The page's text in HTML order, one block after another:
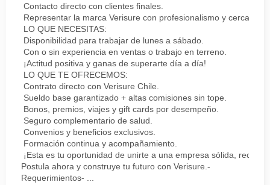
Contacto directo con clientes finales.
Representar la marca Verisure con profesionalismo y cercanía.
LO QUE NECESITAS:
Disponibilidad para trabajar de lunes a sábado.
Con o sin experiencia en ventas o trabajo en terreno.
¡Actitud positiva y ganas de superarte día a día!
LO QUE TE OFRECEMOS:
Contrato directo con Verisure Chile.
Sueldo base garantizado + altas comisiones sin tope.
Bonos, premios, viajes y gift cards por desempeño.
Seguro complementario de salud.
Convenios y beneficios exclusivos.
Formación continua y acompañamiento.
¡Esta es tu oportunidad de unirte a una empresa sólida,
Postula ahora y construye tu futuro con Verisure.-
Requerimientos- ...